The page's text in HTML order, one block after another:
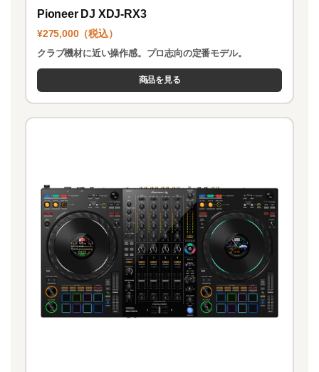
Pioneer DJ XDJ-RX3
¥275,000（税込）
クラブ機材に近い操作感。プロ志向の定番モデル。
商品を見る